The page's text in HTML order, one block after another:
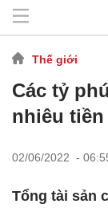
Thế giới
Các tỷ
nhiêu
02/06/2022 -
Tổng tài sản